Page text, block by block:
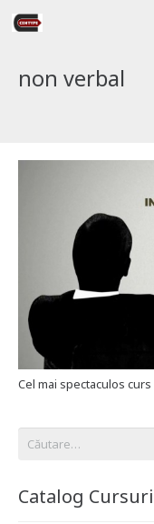
non verbal
Cel mai spectaculos
după:
Catalog